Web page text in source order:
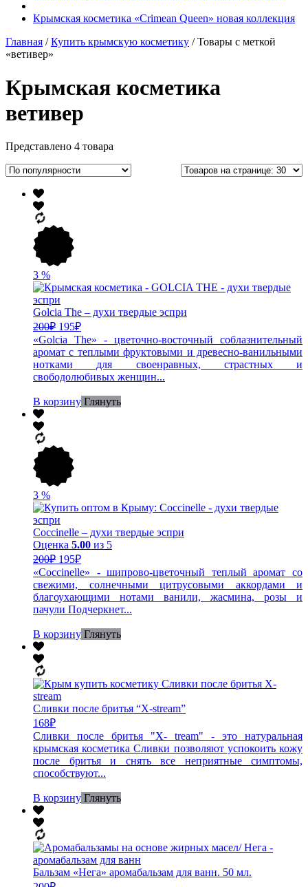
Крымская косметика «Crimean Queen» новая коллекция
Главная /Купить крымскую косметику / Товары с меткой
«ветивер»
Крымская косметика
ветивер
Представлено 4 товара
3 %
Golcia The – духи твердые эспри
200₽ 195₽
«Golcia The» - цветочно-восточный соблазнительный
аромат с теплыми фруктовыми и древесно-ванильными
нотками для своенравных, страстных и
свободолюбивых женщин...
В корзину Глянуть
3 %
Coccinelle – духи твердые эспри
Оценка 5.00 из 5
200₽ 195₽
«Coccinelle» - шипрово-цветочный теплый аромат со
свежими, солнечными цитрусовыми аккордами и
благоухающими нотами ванили, жасмина, розы и
пачули Подчеркнет...
В корзину Глянуть
Сливки после бритья “X-stream”
168₽
Сливки после бритья "X- tream" - это натуральная
крымская косметика Сливки позволяют успокоить кожу
после бритья и снять все неприятные симптомы,
способствуют...
В корзину Глянуть
Бальзам «Нега» аромабальзам для ванн. 50 мл.